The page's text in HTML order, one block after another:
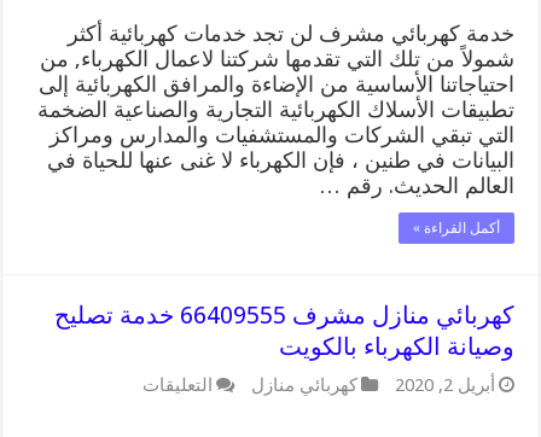
خدمة كهربائي مشرف لن تجد خدمات كهربائية أكثر
شمولاً من تلك التي تقدمها شركتنا لاعمال الكهرباء, من
احتياجاتنا الأساسية من الإضاءة والمرافق الكهربائية إلى
تطبيقات الأسلاك الكهربائية التجارية والصناعية الضخمة
التي تبقي الشركات والمستشفيات والمدارس ومراكز
البيانات في طنين ، فإن الكهرباء لا غنى عنها للحياة في
العالم الحديث. رقم …
أكمل القراءة »
كهربائي منازل مشرف 66409555 خدمة تصليح
وصيانة الكهرباء بالكويت
أبريل 2, 2020 كهربائي منازل التعليقات